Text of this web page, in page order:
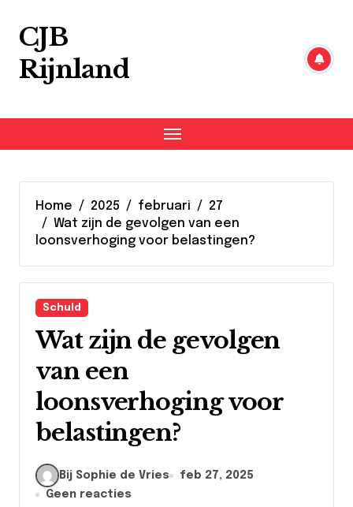
content
CJB
Rijnland
Home 2025 februari
27
Wat zijn de gevolgen van een
loonsverhoging voor belastingen?
Schuld
Wat zijn de gevolgen
van een
loonsverhoging voor
belastingen?
Bij Sophie de Vries
feb 27, 2025
Geen reacties